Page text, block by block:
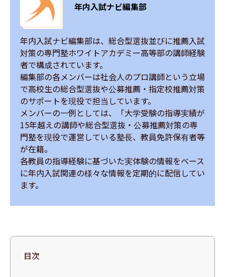
年内入試ナビ編集部
年内入試ナビ編集部は、総合型選抜並びに推薦入試
対策の専門塾ホワイトアカデミー高等部の講師経験
者で構成されています。
編集部の各メンバーは社会人のプロ講師という立場
で高校生の総合型選抜や公募推薦・指定校推薦対策
のサポートを現役で担当しています。
メンバーの一例としては、「大学受験の指導実績が
15年越えの講師や総合型選抜・公募推薦対策の専
門塾を現役で運営している塾長、教員免許保有者等
が在籍。
各教員の指導経験に基づいた実体験の情報をベース
に年内入試関連の様々な情報を定期的に配信してい
ます。
目次